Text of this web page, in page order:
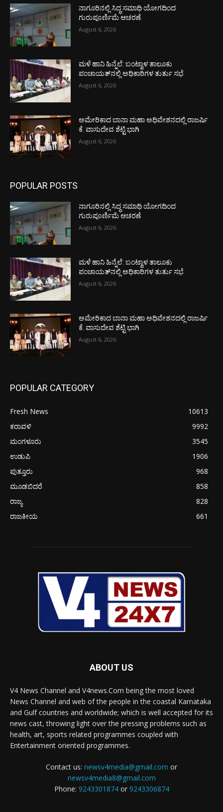
ನಾಗೂರಿನಲ್ಲಿ ಸಿದ್ಧ ಸಮಾಧಿ ಯೋಗದಿಂದ
ಗುರುಪೂರ್ಣಿಮೆ ಆಚರಣೆ
August 6, 2026
ಮಳೆ ಹಾನಿ ಹಿನ್ನೆಲೆ: ಬಂಟ್ವಾಳ ತಾಲೂಕು
ಪಂಚಾಯತ್‌ನಲ್ಲಿ ಅಧಿಕಾರಿಗಳ ತುರ್ತು ಸಭೆ
August 6, 2026
ಅಮೇರಿಕಾದ ಬಾನಾ ಮಹಾ ಅಧಿವೇಶನದಲ್ಲಿ ರಾಜರ್ಷಿ
ಕೆ. ವಾಸುದೇವ ಶೆಟ್ಟಿ ಭಾಗಿ
August 6, 2026
POPULAR POSTS
ನಾಗೂರಿನಲ್ಲಿ ಸಿದ್ಧ ಸಮಾಧಿ ಯೋಗದಿಂದ
ಗುರುಪೂರ್ಣಿಮೆ ಆಚರಣೆ
August 6, 2026
ಮಳೆ ಹಾನಿ ಹಿನ್ನೆಲೆ: ಬಂಟ್ವಾಳ ತಾಲೂಕು
ಪಂಚಾಯತ್‌ನಲ್ಲಿ ಅಧಿಕಾರಿಗಳ ತುರ್ತು ಸಭೆ
August 6, 2026
ಅಮೇರಿಕಾದ ಬಾನಾ ಮಹಾ ಅಧಿವೇಶನದಲ್ಲಿ ರಾಜರ್ಷಿ
ಕೆ. ವಾಸುದೇವ ಶೆಟ್ಟಿ ಭಾಗಿ
August 6, 2026
POPULAR CATEGORY
Fresh News
10613
ಕರಾವಳಿ
9992
ಮಂಗಳೂರು
3545
ಉಡುಪಿ
1906
ಪುತ್ತೂರು
968
ಮೂಡಬಿದರೆ
858
ರಾಜ್ಯ
828
ರಾಜಕೀಯ
661
ABOUT US
V4 News Channel and V4news.Com being the most loved
News Channel and web of the people in the coastal Karnataka
and Gulf countries and worldwide; which is well accepted for its
news cast, throwing light over the pressing problems such as
health, art, sports related programmes coupled with
Entertainment oriented programmes.
Contact us: newsv4media@gmail.com or
newsv4media8@gmail.com
Phone: 9243301874or 9243306874